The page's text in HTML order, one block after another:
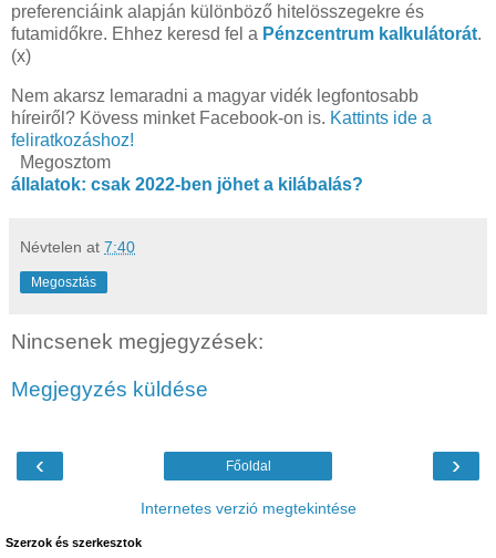
preferenciáink alapján különböző hitelösszegekre és
futamidőkre. Ehhez keresd fel a Pénzcentrum kalkulátorát.
(x)
Nem akarsz lemaradni a magyar vidék legfontosabb
híreiről? Kövess minket Facebook-on is. Kattints ide a
feliratkozáshoz!
Megosztom
állalatok: csak 2022-ben jöhet a kilábalás?
Névtelen at 7:40
Megosztás
Nincsenek megjegyzések:
Megjegyzés küldése
‹ ›
Főoldal
Internetes verzió megtekintése
Szerzok és szerkesztok